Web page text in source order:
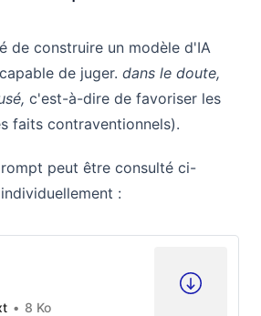
de construire un modèle d'IA
de juger. dans le doute,
c'est-à-dire de favoriser les
faits contraventionnels).
peut être consulté ci-
:
8 Ko